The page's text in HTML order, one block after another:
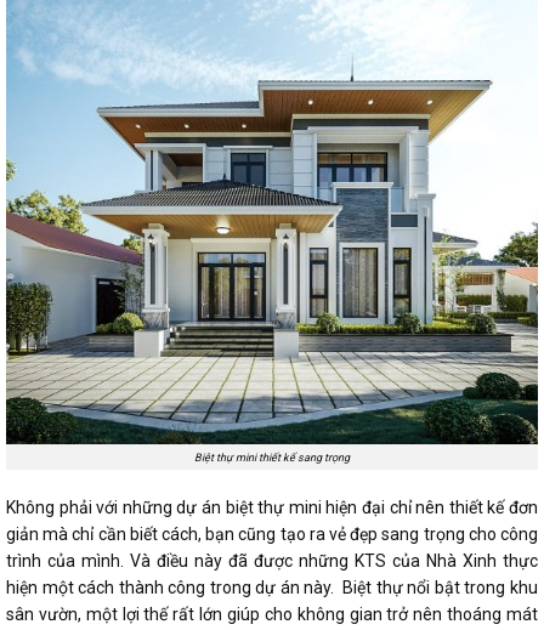
Biệt thự mini thiết kế sang trọng
Không phải với những dự án biệt thự mini hiện đại chỉ nên thiết kế đơn
giản mà chỉ cần biết cách, bạn cũng tạo ra vẻ đẹp sang trọng cho công
trình của mình. Và điều này đã được những KTS của Nhà Xinh thực
hiện một cách thành công trong dự án này. Biệt thự nổi bật trong khu
sân vườn, một lợi thế rất lớn giúp cho không gian trở nên thoáng mát